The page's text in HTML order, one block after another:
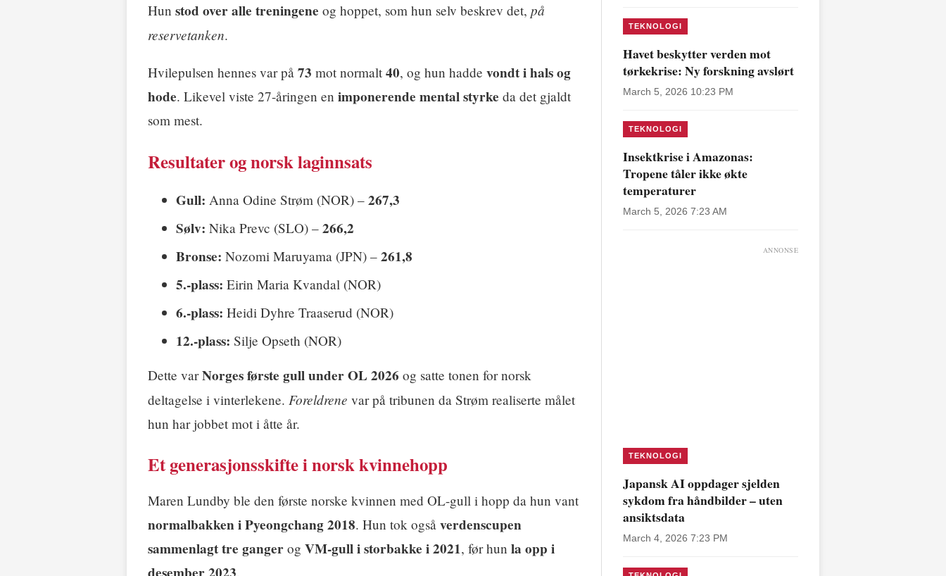
Hun stod over alle treningene og hoppet, som hun selv beskrev det, på
reservetanken.
Hvilepulsen hennes var på 73 mot normalt 40, og hun hadde vondt i hals og
hode. Likevel viste 27-åringen en imponerende mental styrke da det gjaldt
som mest.
Resultater og norsk laginnsats
Gull: Anna Odine Strøm (NOR) – 267,3
Sølv: Nika Prevc (SLO) – 266,2
Bronse: Nozomi Maruyama (JPN) – 261,8
5.-plass: Eirin Maria Kvandal (NOR)
6.-plass: Heidi Dyhre Traaserud (NOR)
12.-plass: Silje Opseth (NOR)
Dette varNorges første gull under OL 2026 og satte tonen for norsk
deltagelse i vinterlekene. Foreldrene var på tribunen da Strøm realiserte målet
hun har jobbet mot i åtte år.
Et generasjonsskifte i norsk kvinnehopp
Maren Lundby ble den første norske kvinnen med OL-gull i hopp da hun vant
normalbakken i Pyeongchang 2018. Hun tok også verdenscupen
sammenlagt tre ganger og VM-gull i storbakke i 2021, før hun la opp i
.
TEKNOLOGI
Havet beskytter verden mot
tørkekrise: Ny forskning avslørt
March 5, 2026 10:23 PM
TEKNOLOGI
Insektkrise i Amazonas:
Tropene tåler ikke økte
temperaturer
March 5, 2026 7:23 AM
ANNONSE
TEKNOLOGI
Japansk AI oppdager sjelden
sykdom fra håndbilder – uten
ansiktsdata
March 4, 2026 7:23 PM